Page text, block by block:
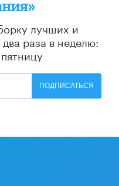
лучших и
два раза в неделю:
ПОДПИСАТЬСЯ